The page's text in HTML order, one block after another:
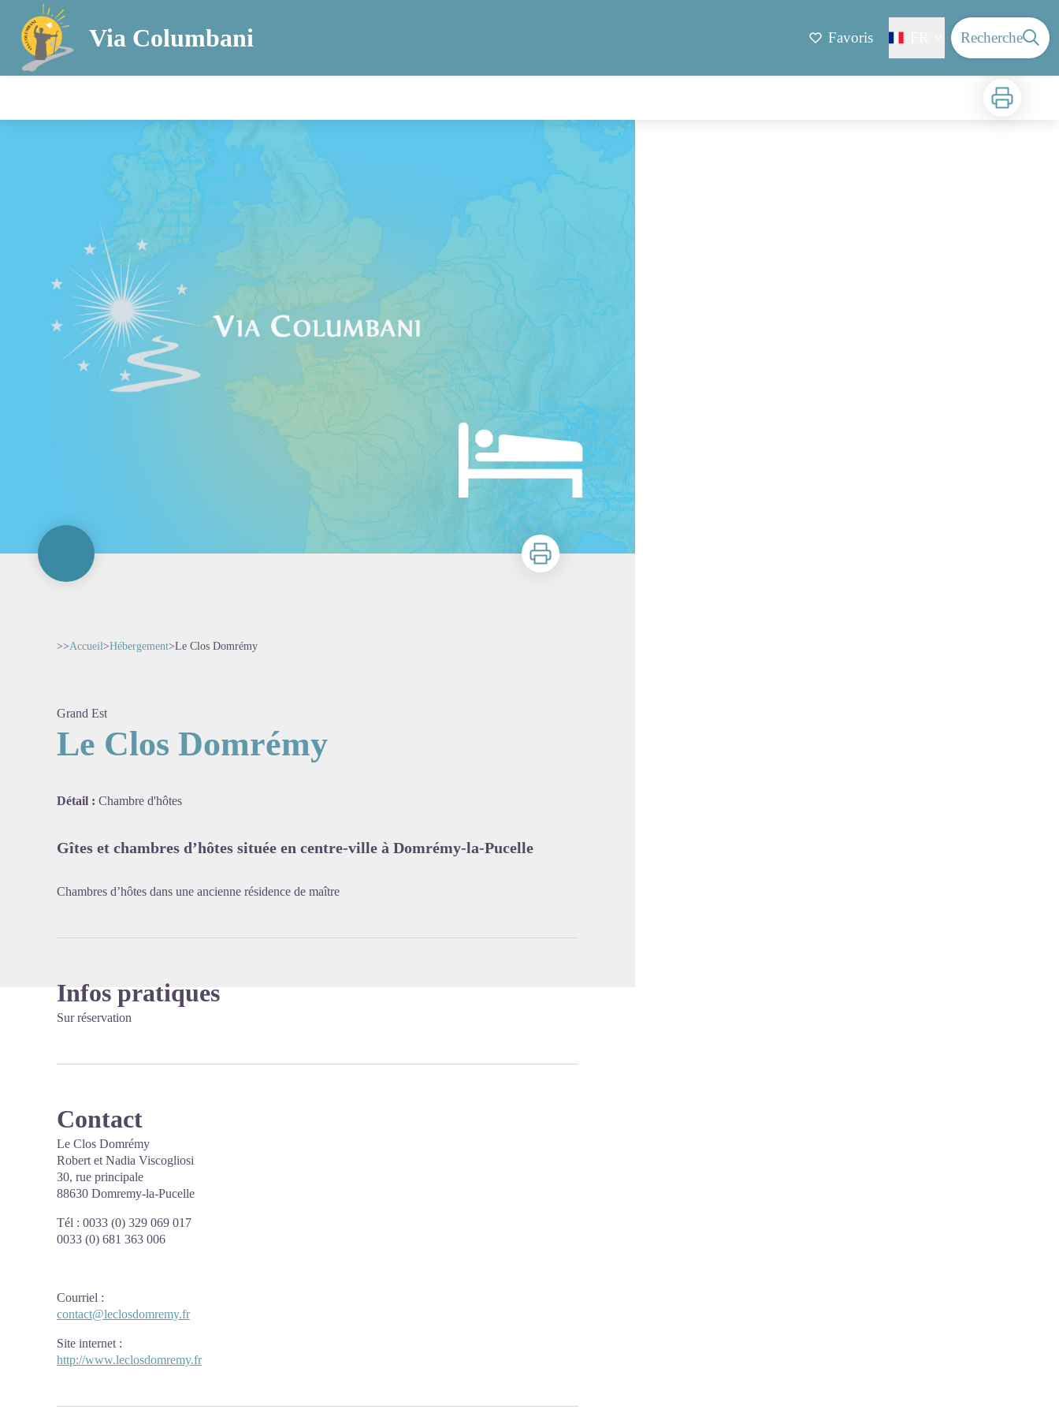
Via Columbani Favoris Recherche
Imprimer
Imprimer
>>Accueil>Hébergement>Le Clos Domrémy
Grand Est
Le Clos Domrémy
Détail : Chambre d'hôtes
Gîtes et chambres d’hôtes située en centre-ville à Domrémy-la-Pucelle
Chambres d’hôtes dans une ancienne résidence de maître
Infos pratiques
Sur réservation
Contact
Le Clos Domrémy
Robert et Nadia Viscogliosi
30, rue principale
88630 Domremy-la-Pucelle
Tél : 0033 (0) 329 069 017
0033 (0) 681 363 006
Courriel :
contact@leclosdomremy.fr
Site internet :
http://www.leclosdomremy.fr